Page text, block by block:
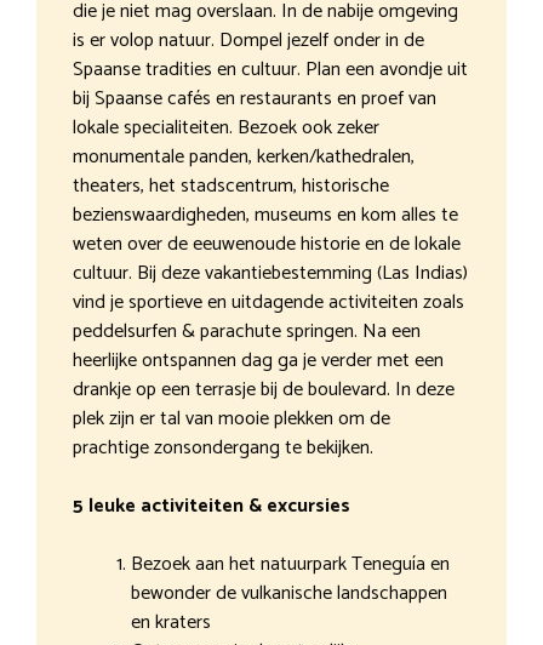
die je niet mag overslaan. In de nabije omgeving
is er volop natuur. Dompel jezelf onder in de
Spaanse tradities en cultuur. Plan een avondje uit
bij Spaanse cafés en restaurants en proef van
lokale specialiteiten. Bezoek ook zeker
monumentale panden, kerken/kathedralen,
theaters, het stadscentrum, historische
bezienswaardigheden, museums en kom alles te
weten over de eeuwenoude historie en de lokale
cultuur. Bij deze vakantiebestemming (Las Indias)
vind je sportieve en uitdagende activiteiten zoals
peddelsurfen & parachute springen. Na een
heerlijke ontspannen dag ga je verder met een
drankje op een terrasje bij de boulevard. In deze
plek zijn er tal van mooie plekken om de
prachtige zonsondergang te bekijken.
5 leuke activiteiten & excursies
Bezoek aan het natuurpark Teneguía en
bewonder de vulkanische landschappen
en kraters